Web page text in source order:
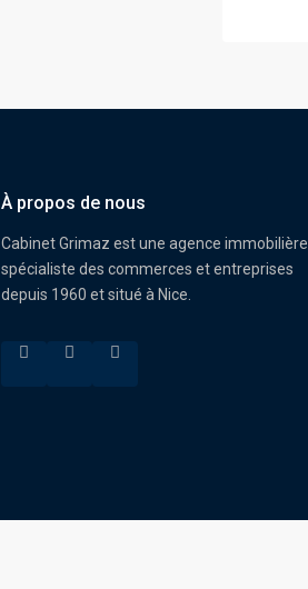
À propos de nous
Cabinet Grimaz est une agence immobilière
spécialiste des commerces et entreprises
depuis 1960 et situé à Nice.